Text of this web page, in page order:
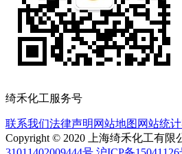
绮禾化工服务号
联系我们法律声明 网站地图 网站统计
Copyright © 2020 上海绮禾化工有限